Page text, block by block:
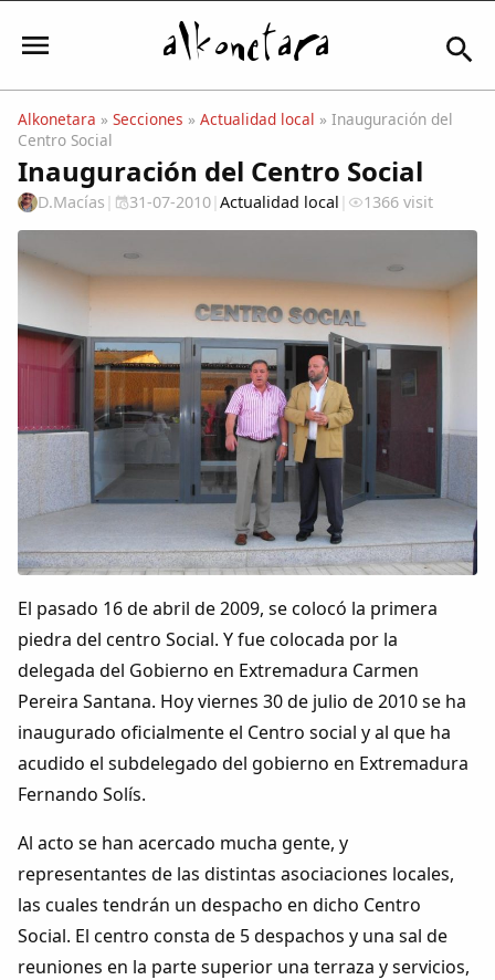
Iniciar sesión
Mi Cuenta
El Tiempo
Actualidad
Comunidad
Colaboradores
AlkoTV
Biblioteca
Periódico Alconétar
Foros
Diccionario
Traductor
Alkonetara » Secciones » Actualidad local » Inauguración del
Centro Social
Inauguración del Centro Social
D.Macías | 31-07-2010| Actualidad local | 1366 visit
El pasado 16 de abril de 2009, se colocó la primera
piedra del centro Social. Y fue colocada por la
delegada del Gobierno en Extremadura Carmen
Pereira Santana. Hoy viernes 30 de julio de 2010 se ha
inaugurado oficialmente el Centro social y al que ha
acudido el subdelegado del gobierno en Extremadura
Fernando Solís.
Al acto se han acercado mucha gente, y
representantes de las distintas asociaciones locales,
las cuales tendrán un despacho en dicho Centro
Social. El centro consta de 5 despachos y una sal de
reuniones en la parte superior una terraza y servicios,